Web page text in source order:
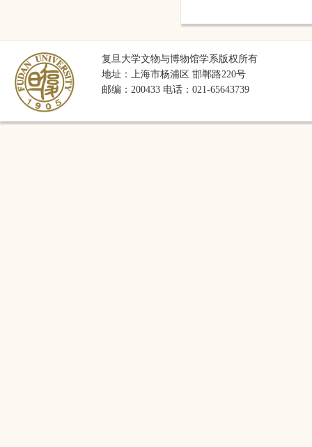
复旦大学文物与博物馆学系版权所有
地址：上海市杨浦区 邯郸路220号
邮编：200433 电话：021-65643739